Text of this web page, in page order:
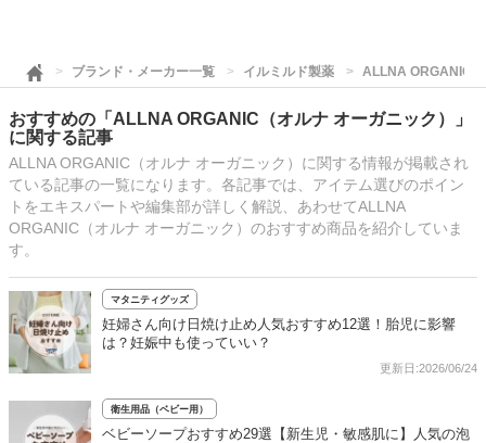
ブランド・メーカー一覧 イルミルド製薬 ALLNA ORGANIC
おすすめの「ALLNA ORGANIC（オルナ オーガニック）」
に関する記事
ALLNA ORGANIC（オルナ オーガニック）に関する情報が掲載され
ている記事の一覧になります。各記事では、アイテム選びのポイン
トをエキスパートや編集部が詳しく解説、あわせてALLNA
ORGANIC（オルナ オーガニック）のおすすめ商品を紹介していま
す。
マタニティグッズ
妊婦さん向け日焼け止め人気おすすめ12選！胎児に影響
は？妊娠中も使っていい？
更新日:2026/06/24
衛生用品（ベビー用）
ベビーソープおすすめ29選【新生児・敏感肌に】人気の泡